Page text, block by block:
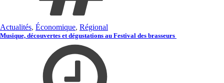
Actualités, Économique, Régional
Musique, découvertes et dégustations au Festival des brasseurs